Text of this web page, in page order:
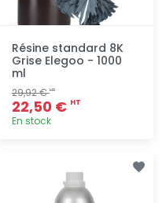
Résine standard 8K
Grise Elegoo - 1000
ml
29,92 €HT
22,50 € HT
En stock
rapide